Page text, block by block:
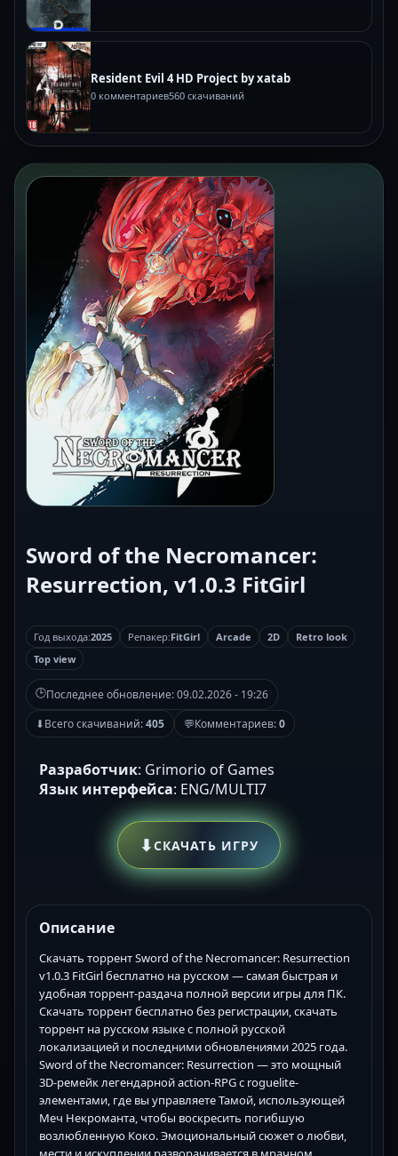
Resident Evil 4 HD Project by xatab
0 комментариев560 скачиваний
Sword of the Necromancer:
Resurrection, v1.0.3 FitGirl
Год выхода:2025 Репакер:FitGirl Arcade 2D
Retro look
Top view
🕒Последнее обновление:09.02.2026 - 19:26
⬇Всего скачиваний:405 💬Комментариев:0
Разработчик: Grimorio of Games
Язык интерфейса: ENG/MULTI7
⬇СКАЧАТЬ ИГРУ
Описание
Скачать торрент Sword of the Necromancer: Resurrection
v1.0.3 FitGirl бесплатно на русском — самая быстрая и
удобная торрент-раздача полной версии игры для ПК.
Скачать торрент бесплатно без регистрации, скачать
торрент на русском языке с полной русской
локализацией и последними обновлениями 2025 года.
Sword of the Necromancer: Resurrection — это мощный
3D-ремейк легендарной action-RPG с roguelite-
элементами, где вы управляете Тамой, использующей
Меч Некроманта, чтобы воскресить погибшую
возлюбленную Коко. Эмоциональный сюжет о любви,